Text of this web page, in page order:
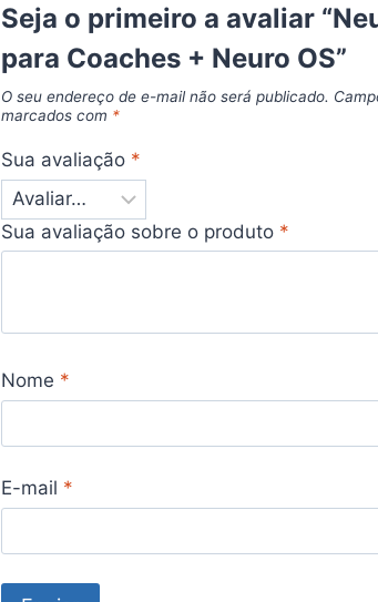
Seja o primeiro a avaliar
para Coaches + Neuro OS”
O seu endereço de e-mail não será publicado.
marcados com *
Sua avaliação *
Sua avaliação sobre o produto *
Nome *
E-mail *